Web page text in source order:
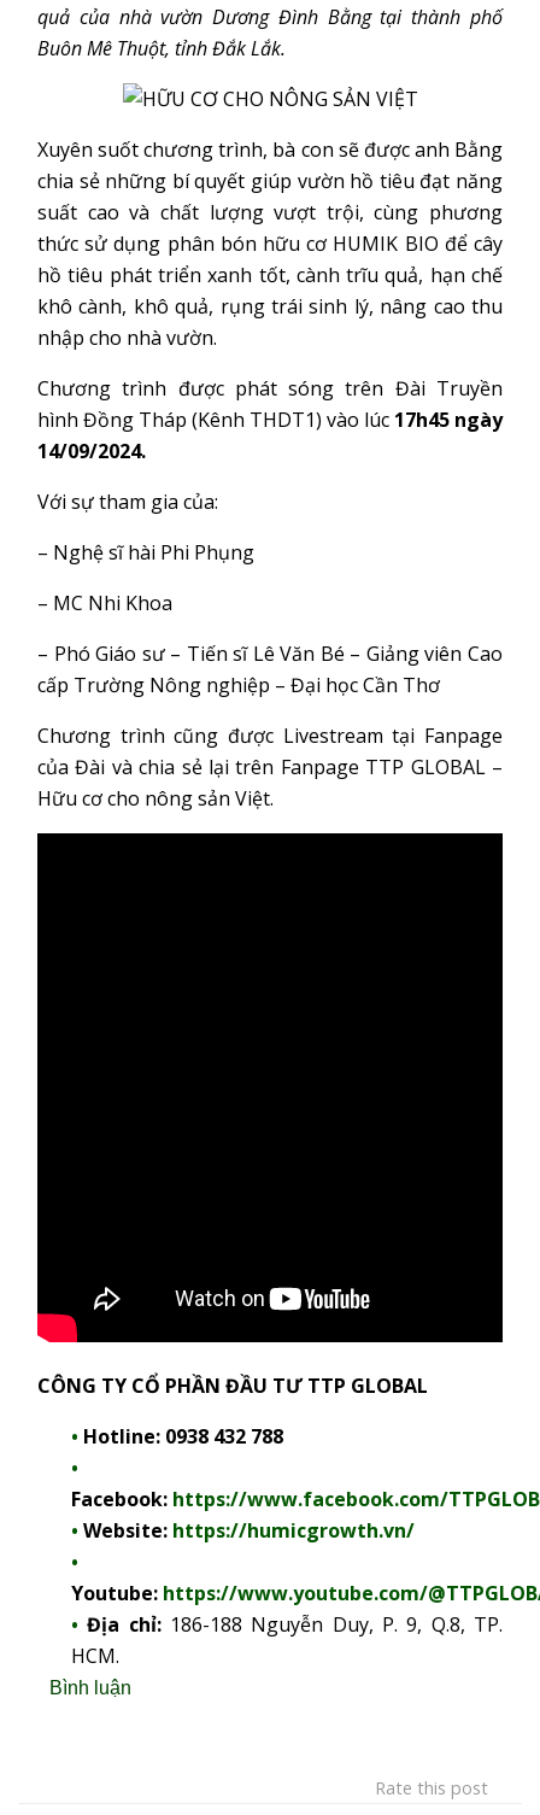
quả của nhà vườn Dương Đình Bằng tại thành phố
Buôn Mê Thuột, tỉnh Đắk Lắk.
Xuyên suốt chương trình, bà con sẽ được anh Bằng
chia sẻ những bí quyết giúp vườn hồ tiêu đạt năng
suất cao và chất lượng vượt trội, cùng phương
thức sử dụng phân bón hữu cơ HUMIK BIO để cây
hồ tiêu phát triển xanh tốt, cành trĩu quả, hạn chế
khô cành, khô quả, rụng trái sinh lý, nâng cao thu
nhập cho nhà vườn.
Chương trình được phát sóng trên Đài Truyền
hình Đồng Tháp (Kênh THDT1) vào lúc 17h45 ngày
14/09/2024.
Với sự tham gia của:
– Nghệ sĩ hài Phi Phụng
– MC Nhi Khoa
– Phó Giáo sư – Tiến sĩ Lê Văn Bé – Giảng viên Cao
cấp Trường Nông nghiệp – Đại học Cần Thơ
Chương trình cũng được Livestream tại Fanpage
của Đài và chia sẻ lại trên Fanpage TTP GLOBAL –
Hữu cơ cho nông sản Việt.
CÔNG TY CỔ PHẦN ĐẦU TƯ TTP GLOBAL
Hotline: 0938 432 788
Facebook: https://www.facebook.com/
Website: https://humicgrowth.vn/
Youtube: https://www.youtube.com/
Địa chỉ: 186-188 Nguyễn Duy, P. 9, Q.8, TP.
HCM.
Bình luận
Rate this post